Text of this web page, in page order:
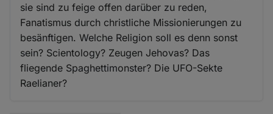
sie sind zu feige offen darüber zu reden,
Fanatismus durch christliche Missionierungen zu
besänftigen. Welche Religion soll es denn sonst
sein? Scientology? Zeugen Jehovas? Das
fliegende Spaghettimonster? Die UFO-Sekte
Raelianer?